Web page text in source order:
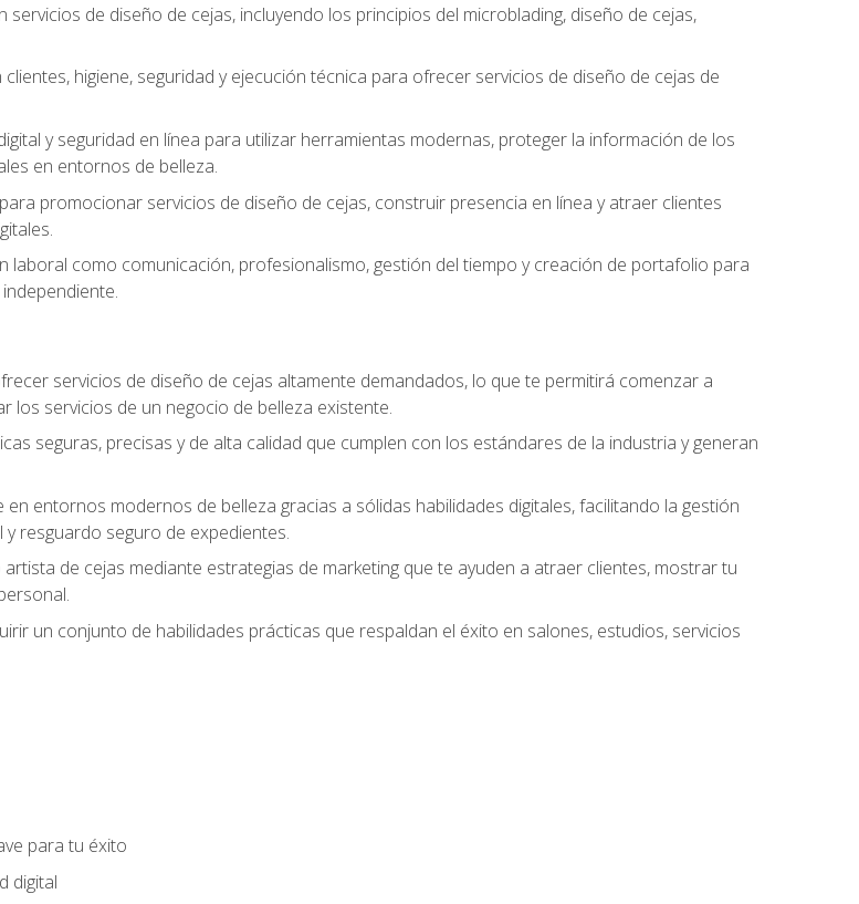
de diseño de cejas, incluyendo los principios del microblading, diseño de cejas,
higiene, seguridad y ejecución técnica para ofrecer servicios de diseño de cejas de
y seguridad en línea para utilizar herramientas modernas, proteger la información de los
en entornos de belleza.
promocionar servicios de diseño de cejas, construir presencia en línea y atraer clientes
laboral como comunicación, profesionalismo, gestión del tiempo y creación de portafolio para
servicios de diseño de cejas altamente demandados, lo que te permitirá comenzar a
los servicios de un negocio de belleza existente.
seguras, precisas y de alta calidad que cumplen con los estándares de la industria y generan
entornos modernos de belleza gracias a sólidas habilidades digitales, facilitando la gestión
resguardo seguro de expedientes.
de cejas mediante estrategias de marketing que te ayuden a atraer clientes, mostrar tu
un conjunto de habilidades prácticas que respaldan el éxito en salones, estudios, servicios
para tu éxito
digital